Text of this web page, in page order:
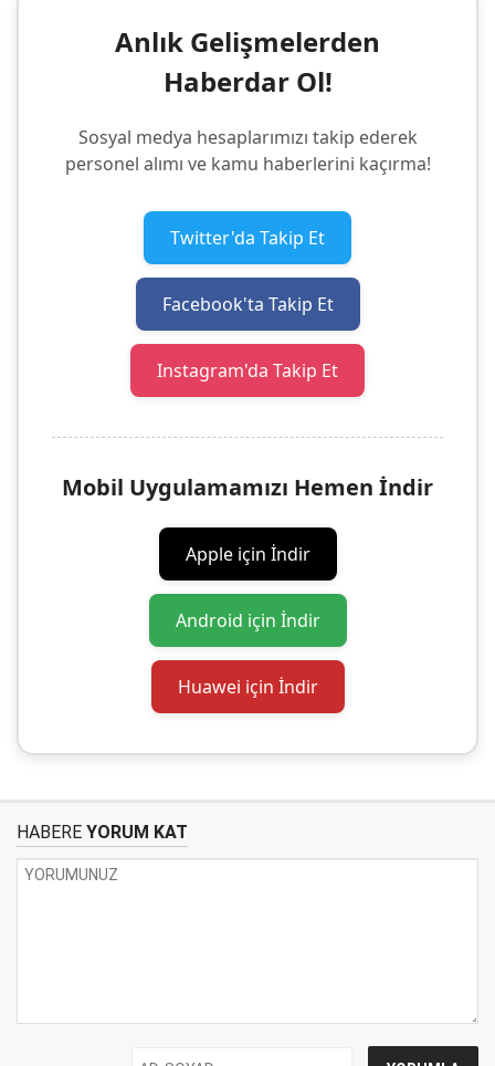
Anlık Gelişmelerden
Haberdar Ol!
Sosyal medya hesaplarımızı takip ederek
personel alımı ve kamu haberlerini kaçırma!
Twitter'da Takip Et
Facebook'ta Takip Et
Instagram'da Takip Et
Mobil Uygulamamızı Hemen İndir
Apple için İndir
Android için İndir
Huawei için İndir
HABERE YORUM KAT